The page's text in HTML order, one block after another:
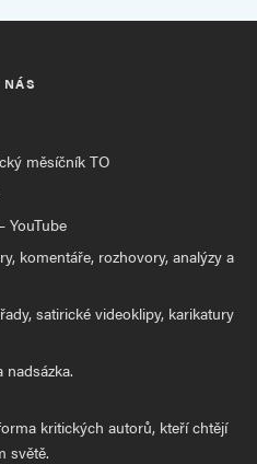
měsíčník TO
YouTube
komentáře, rozhovory, analýzy a
satirické videoklipy, karikatury
kritických autorů, kteří chtějí
světě.